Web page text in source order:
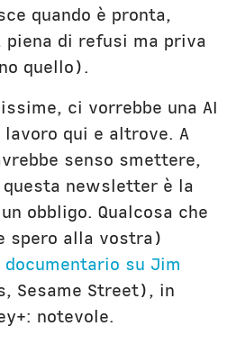
quando è pronta,
piena di refusi ma priva
quello).
ci vorrebbe una AI
qui e altrove. A
senso smettere,
newsletter è la
obbligo. Qualcosa che
spero alla vostra)
documentario su Jim
window)
Sesame Street), in
notevole.